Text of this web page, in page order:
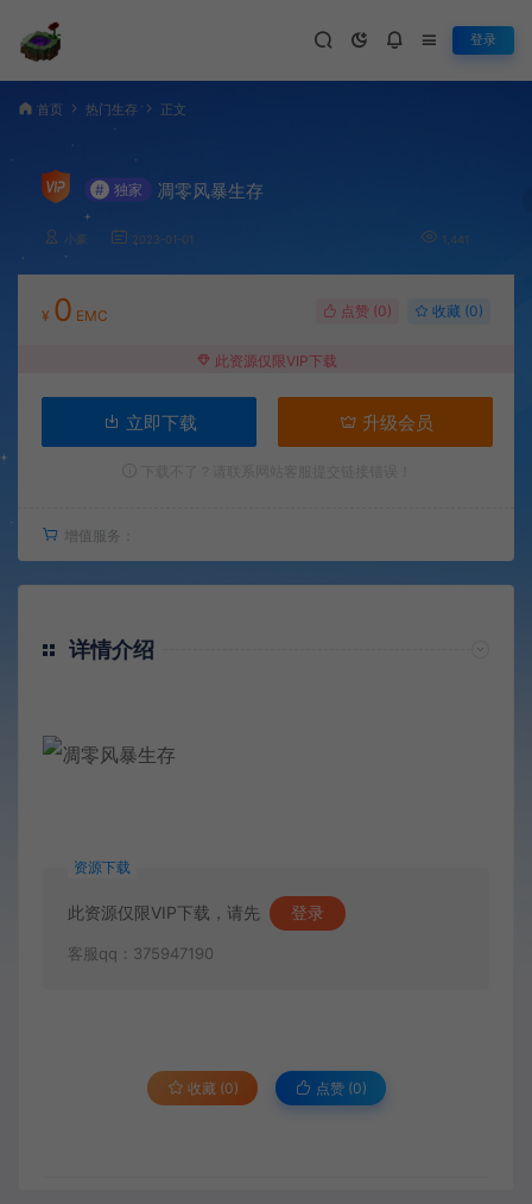
登录
首页 热门生存 正文
# 独家 凋零风暴生存
小豪 2023-01-01 1,441
¥ 0 EMC 点赞 (0) 收藏 (0)
此资源仅限VIP下载
立即下载 升级会员
增值服务：
详情介绍
资源下载
此资源仅限VIP下载，请先 登录
客服qq：375947190
收藏 (0) 点赞 (0)